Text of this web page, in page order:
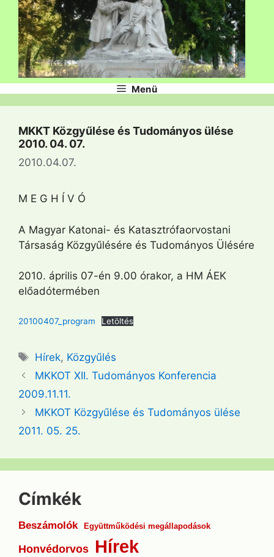
Menü
MKKT Közgyűlése és Tudományos ülése
2010. 04. 07.
2010.04.07.
M E G H Í V Ó
A Magyar Katonai- és Katasztrófaorvostani
Társaság Közgyűlésére és Tudományos Ülésére
2010. április 07-én 9.00 órakor, a HM ÁEK
előadótermében
20100407_program Letöltés
Címkék
Hírek, Közgyűlés
MKKOT XII. Tudományos Konferencia
2009.11.11.
MKKOT Közgyűlése és Tudományos ülése
2011. 05. 25.
Címkék
Beszámolók Együttműködési megállapodások
Honvédorvos Hírek